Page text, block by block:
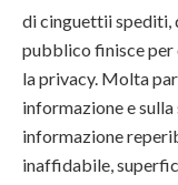
di cinguettii spediti,
pubblico finisce
la privacy. Molta
informazione e
informazione
inaffidabile,